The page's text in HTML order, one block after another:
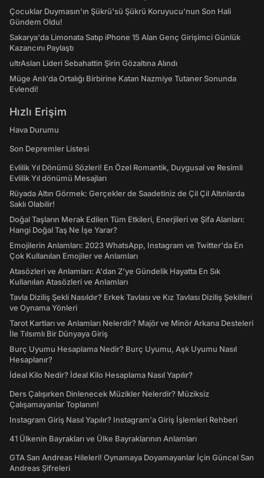
Çocuklar Duymasın'ın Şükrü'sü Şükrü Koruyucu'nun Son Hali
Gündem Oldu!
Sakarya'da Limonata Satıp iPhone 15 Alan Genç Girişimci Günlük
Kazancını Paylaştı
ultrAslan Lideri Sebahattin Şirin Gözaltına Alındı
Müge Anlı'da Ortalığı Birbirine Katan Nazmiye Tutaner Sonunda
Evlendi!
Hızlı Erişim
Hava Durumu
Son Depremler Listesi
Evlilik Yıl Dönümü Sözleri! En Özel Romantik, Duygusal ve Resimli
Evlilik Yıl dönümü Mesajları
Rüyada Altın Görmek: Gerçekler de Saadetiniz de Çil Çil Altınlarda
Saklı Olabilir!
Doğal Taşların Merak Edilen Tüm Etkileri, Enerjileri ve Şifa Alanları:
Hangi Doğal Taş Ne İşe Yarar?
Emojilerin Anlamları: 2023 WhatsApp, Instagram ve Twitter'da En
Çok Kullanılan Emojiler ve Anlamları
Atasözleri ve Anlamları: A'dan Z'ye Gündelik Hayatta En Sık
Kullanılan Atasözleri ve Anlamları
Tavla Diziliş Şekli Nasıldır? Erkek Tavlası ve Kız Tavlası Diziliş Şekilleri
ve Oynama Yönleri
Tarot Kartları ve Anlamları Nelerdir? Majör ve Minör Arkana Desteleri
İle Tılsımlı Bir Dünyaya Giriş
Burç Uyumu Hesaplama Nedir? Burç Uyumu, Aşk Uyumu Nasıl
Hesaplanır?
İdeal Kilo Nedir? İdeal Kilo Hesaplama Nasıl Yapılır?
Ders Çalışırken Dinlenecek Müzikler Nelerdir? Müziksiz
Çalışamayanlar Toplanın!
Instagram Giriş Nasıl Yapılır? Instagram'a Giriş İşlemleri Rehberi
41 Ülkenin Bayrakları ve Ülke Bayraklarının Anlamları
GTA San Andreas Hileleri! Oynamaya Doyamayanlar İçin Güncel San
Andreas Şifreleri